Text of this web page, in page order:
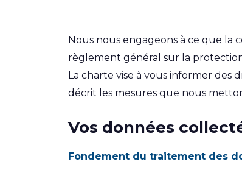
Nous nous engageons à ce que la
règlement général sur la
La charte vise à vous informer des
décrit les mesures que nous
Vos données
Fondement du traitement des